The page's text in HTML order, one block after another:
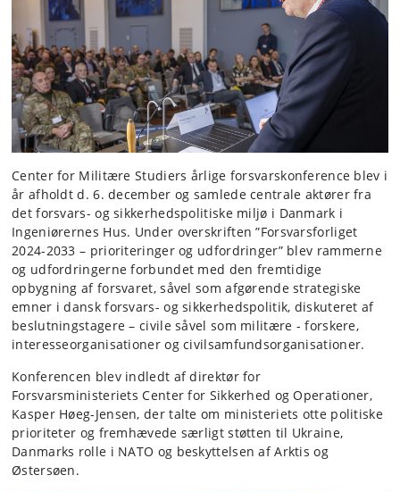
Center for Militære Studiers årlige forsvarskonference blev i
år afholdt d. 6. december og samlede centrale aktører fra
det forsvars- og sikkerhedspolitiske miljø i Danmark i
Ingeniørernes Hus. Under overskriften ”Forsvarsforliget
2024-2033 – prioriteringer og udfordringer” blev rammerne
og udfordringerne forbundet med den fremtidige
opbygning af forsvaret, såvel som afgørende strategiske
emner i dansk forsvars- og sikkerhedspolitik, diskuteret af
beslutningstagere – civile såvel som militære - forskere,
interesseorganisationer og civilsamfundsorganisationer.
Konferencen blev indledt af direktør for
Forsvarsministeriets Center for Sikkerhed og Operationer,
Kasper Høeg-Jensen, der talte om ministeriets otte politiske
prioriteter og fremhævede særligt støtten til Ukraine,
Danmarks rolle i NATO og beskyttelsen af Arktis og
Østersøen.